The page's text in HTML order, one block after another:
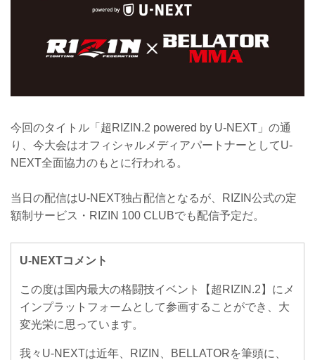
今回のタイトル「超RIZIN.2 powered by U-NEXT」の通
り、今大会はオフィシャルメディアパートナーとしてU-
NEXT全面協力のもとに行われる。
当日の配信はU-NEXT独占配信となるが、RIZIN公式の定
額制サービス・RIZIN 100 CLUBでも配信予定だ。
U-NEXTコメント
この度は国内最大の格闘技イベント【超RIZIN.2】にメ
インプラットフォームとして参画することができ、大
変光栄に思っています。
我々U-NEXTは近年、RIZIN、BELLATORを筆頭に、